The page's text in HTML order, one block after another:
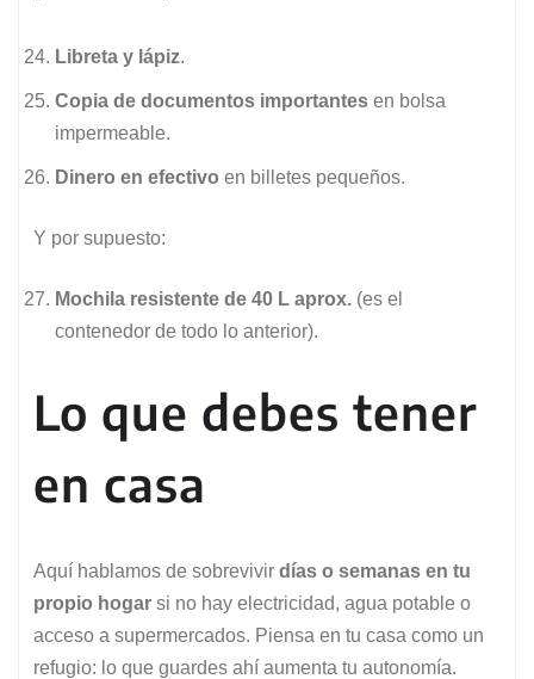
Libreta y lápiz.
Copia de documentos importantes en bolsa
impermeable.
Dinero en efectivo en billetes pequeños.
Y por supuesto:
Mochila resistente de 40 L aprox. (es el
contenedor de todo lo anterior).
Lo que debes tener
en casa
Aquí hablamos de sobrevivir días o semanas en tu
propio hogar si no hay electricidad, agua potable o
acceso a supermercados. Piensa en tu casa como un
refugio: lo que guardes ahí aumenta tu autonomía.